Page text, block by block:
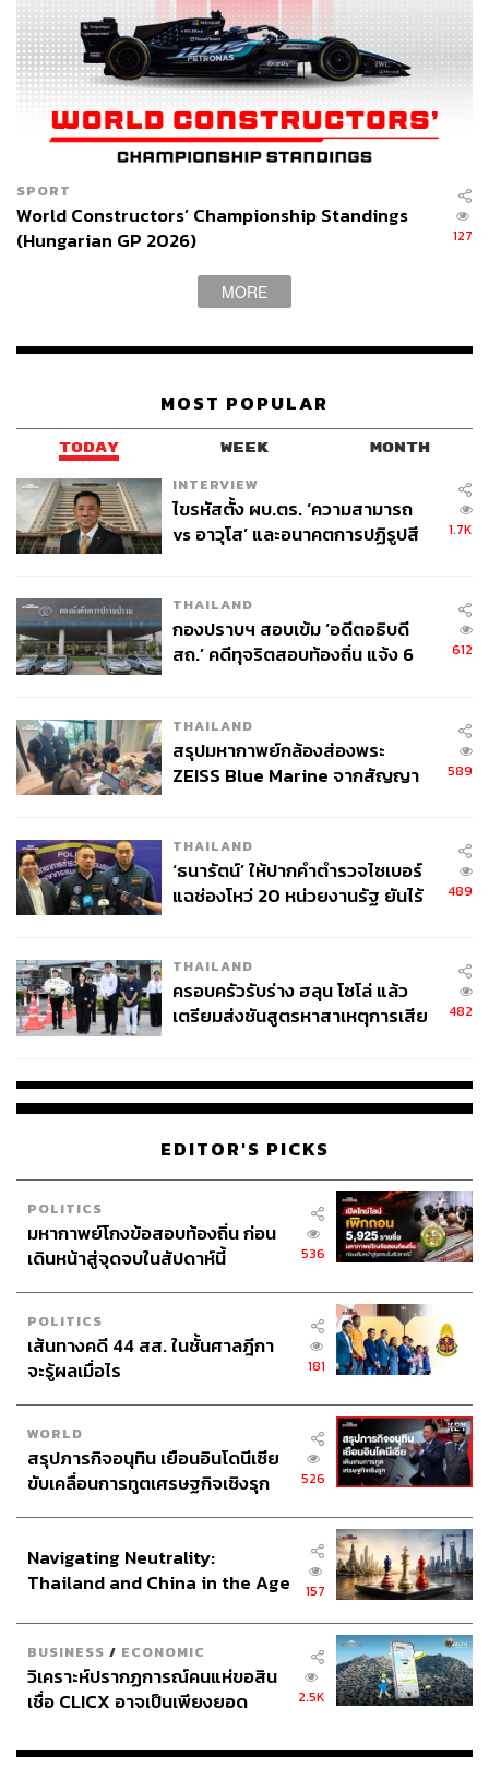
SPORT
World Constructors’ Championship Standings
(Hungarian GP 2026)
127
MORE
MOST POPULAR
TODAY WEEK MONTH
INTERVIEW
ไขรหัสตั้ง ผบ.ตร. ‘ความสามารถ
vs อาวุโส’ และอนาคตการปฏิรูปสี
1.7K
THAILAND
กองปราบฯ สอบเข้ม ‘อดีตอธิบดี
สถ.’ คดีทุจริตสอบท้องถิ่น แจ้ง 6
612
THAILAND
สรุปมหากาพย์กล้องส่องพระ
ZEISS Blue Marine จากสัญญา
จ่ายหนี้-แอบระบุแบรนด์
589
THAILAND
‘ธนารัตน์’ ให้ปากคำตำรวจไซเบอร์
แฉช่องโหว่ 20 หน่วยงานรัฐ ยันไร้
489
THAILAND
ครอบครัวรับร่าง ฮลุน โซโล่ แล้ว
เตรียมส่งชันสูตรหาสาเหตุการเสีย
482
EDITOR'S PICKS
POLITICS
มหากาพย์โกงข้อสอบท้องถิ่น ก่อน
เดินหน้าสู่จุดจบในสัปดาห์นี้
536
POLITICS
เส้นทางคดี 44 สส. ในชั้นศาลฎีกา
จะรู้ผลเมื่อไร
181
WORLD
สรุปภารกิจอนุทิน เยือนอินโดนีเซีย
ขับเคลื่อนการทูตเศรษฐกิจเชิงรุก
526
Navigating Neutrality:
Thailand and China in the Age
157
BUSINESS / ECONOMIC
วิเคราะห์ปรากฏการณ์คนแห่ขอสิน
เชื่อ CLICX อาจเป็นเพียงยอด
เรือนไทยที่ถูกซุกไว้
2.5K